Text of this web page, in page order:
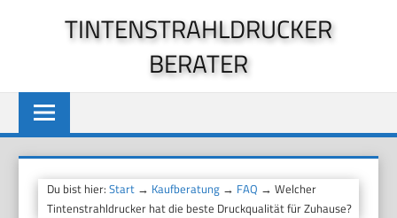
TINTENSTRAHLDRUCKER
BERATER
Du bist hier:Start → Kaufberatung → FAQ → Welcher
Tintenstrahldrucker hat die beste Druckqualität für Zuhause?